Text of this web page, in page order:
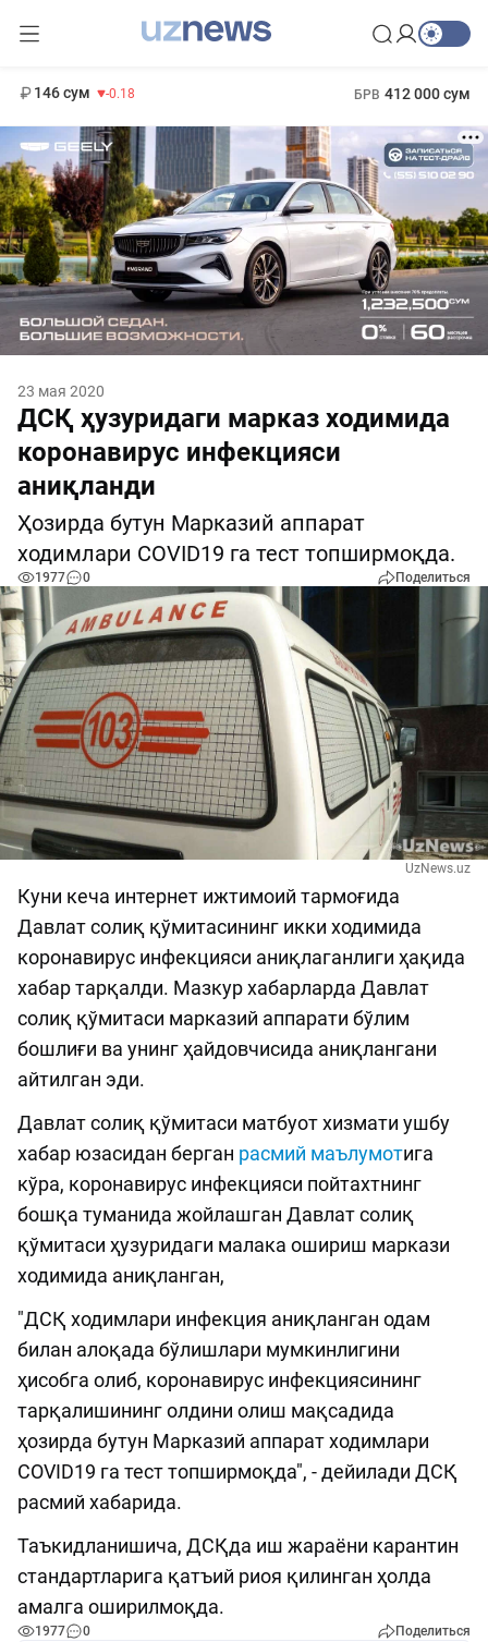
146 сум -0.18 БРВ 412 000 сум
23 мая 2020
ДСҚ ҳузуридаги марказ ходимида
коронавирус инфекцияси
аниқланди
Ҳозирда бутун Марказий аппарат
ходимлари COVID19 га тест топширмоқда.
1977 0 Поделиться
UzNews.uz
Куни кеча интернет ижтимоий тармоғида
Давлат солиқ қўмитасининг икки ходимида
коронавирус инфекцияси аниқлаганлиги ҳақида
хабар тарқалди. Мазкур хабарларда Давлат
солиқ қўмитаси марказий аппарати бўлим
бошлиғи ва унинг ҳайдовчисида аниқлангани
айтилган эди.
Давлат солиқ қўмитаси матбуот хизмати ушбу
хабар юзасидан берган расмий маълумотига
кўра, коронавирус инфекцияси пойтахтнинг
бошқа туманида жойлашган Давлат солиқ
қўмитаси ҳузуридаги малака ошириш маркази
ходимида аниқланган,
"ДСҚ ходимлари инфекция аниқланган одам
билан алоқада бўлишлари мумкинлигини
ҳисобга олиб, коронавирус инфекциясининг
тарқалишининг олдини олиш мақсадида
ҳозирда бутун Марказий аппарат ходимлари
COVID19 га тест топширмоқда", - дейилади ДСҚ
расмий хабарида.
Таъкидланишича, ДСҚда иш жараёни карантин
стандартларига қатъий риоя қилинган ҳолда
амалга оширилмоқда.
1977 0 Поделиться